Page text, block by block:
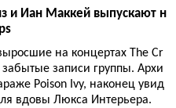
и Иан Маккей выпускают н
на концертах The Cr
записи группы. Архи
Poison Ivy, наконец увид
вдовы Люкса Интерьера.